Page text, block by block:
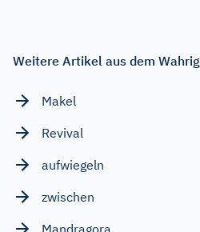
Weitere Artikel aus dem
Makel
Revival
aufwiegeln
zwischen
Mandragora